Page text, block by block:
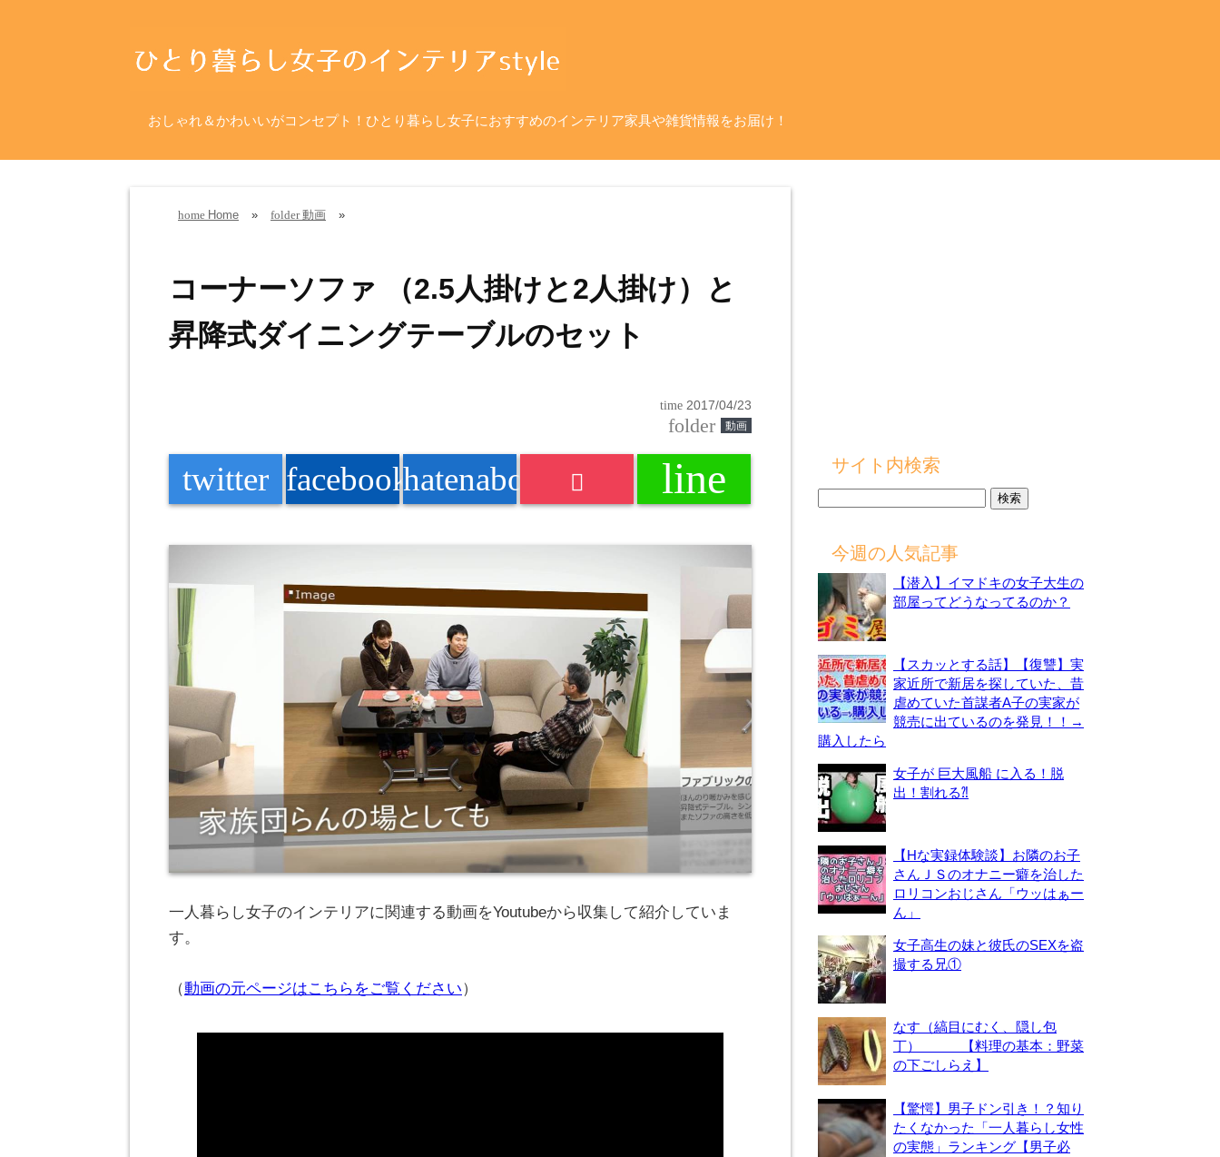
おしゃれ＆かわいいがコンセプト！ひとり暮らし女子におすすめのインテリア家具や雑貨情報をお届け！
home Home » folder動画 »
コーナーソファ （2.5人掛けと2人掛け）と
昇降式ダイニングテーブルのセット
time 2017/04/23
folder 動画
twitter facebookhatenabookmark line
一人暮らし女子のインテリアに関連する動画をYoutubeから収集して紹介していま
す。
（動画の元ページはこちらをご覧ください）
サイト内検索
今週の人気記事
【潜入】イマドキの女子大生の
部屋ってどうなってるのか？
【スカッとする話】【復讐】実
家近所で新居を探していた、昔
虐めていた首謀者A子の実家が
競売に出ているのを発見！！→
購入したら
女子が 巨大風船 に入る！脱
出！割れる⁈
【Hな実録体験談】お隣のお子
さんＪＳのオナニー癖を治した
ロリコンおじさん「ウッはぁー
ん」
女子高生の妹と彼氏のSEXを盗
撮する兄①
なす（縞目にむく、隠し包
丁） 【料理の基本：野菜
の下ごしらえ】
【驚愕】男子ドン引き！？知り
たくなかった「一人暮らし女性
の実態」ランキング【男子必